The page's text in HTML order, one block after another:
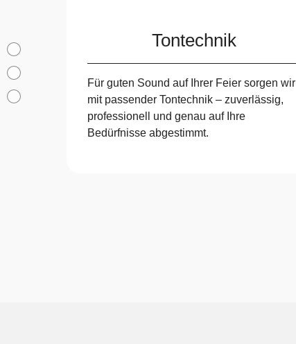
Tontechnik
Für guten Sound auf Ihrer Feier sorgen wir
mit passender Tontechnik – zuverlässig,
professionell und genau auf Ihre
Bedürfnisse abgestimmt.